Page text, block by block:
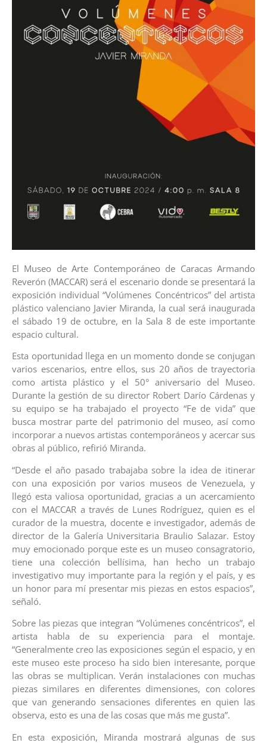
El Museo de Arte Contemporáneo de Caracas Armando
Reverón (MACCAR) será el escenario donde se presentará la
exposición individual “Volúmenes Concéntricos” del artista
plástico valenciano Javier Miranda, la cual será inaugurada
el sábado 19 de octubre, en la Sala 8 de este importante
espacio cultural.
Esta oportunidad llega en un momento donde se conjugan
varios escenarios, entre ellos, sus 20 años de trayectoria
como artista plástico y el 50° aniversario del Museo.
Durante la gestión de su director Robert Darío Cárdenas y
su equipo se ha trabajado el proyecto “Fe de vida” que
busca mostrar parte del patrimonio del museo, así como
incorporar a nuevos artistas contemporáneos y acercar sus
obras al público, refirió Miranda.
“Desde el año pasado trabajaba sobre la idea de itinerar
con una exposición por varios museos de Venezuela, y
llegó esta valiosa oportunidad, gracias a un acercamiento
con el MACCAR a través de Lunes Rodríguez, quien es el
curador de la muestra, docente e investigador, además de
director de la Galería Universitaria Braulio Salazar. Estoy
muy emocionado porque este es un museo consagratorio,
tiene una colección bellísima, han hecho un trabajo
investigativo muy importante para la región y el país, y es
un honor para mí presentar mis piezas en estos espacios”,
señaló.
Sobre las piezas que integran “Volúmenes concéntricos”, el
artista habla de su experiencia para el montaje.
“Generalmente creo las exposiciones según el espacio, y en
este museo este proceso ha sido bien interesante, porque
las obras se multiplican. Verán instalaciones con muchas
piezas similares en diferentes dimensiones, con colores
que van generando sensaciones diferentes en quien las
observa, esto es una de las cosas que más me gusta”.
En esta exposición, Miranda mostrará algunas de sus